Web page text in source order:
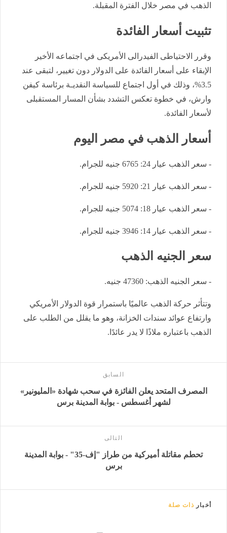
الذهب في مصر خلال الفترة المقبلة.
تثبيت أسعار الفائدة
وقرر الاحتياطى الفيدرالى الأمريكى في اجتماعه الأخير
الإبقاء على أسعار الفائدة على الدولار دون تغيير، لتبقى عند
3.5%، وذلك في أول اجتماع للسياسة النقديـة برئاسة كيفن
وارش، في خطوة تعكس التشدد بشأن المسار المستقبلى
لأسعار الفائدة.
أسعار الذهب في مصر اليوم
- سعر الذهب عيار 24: 6765 جنيه للجرام.
- سعر الذهب عيار 21: 5920 جنيه للجرام.
- سعر الذهب عيار 18: 5074 جنيه للجرام.
- سعر الذهب عيار 14: 3946 جنيه للجرام.
سعر الجنيه الذهب
- سعر الجنيه الذهب: 47360 جنيه.
وتتأثر حركة الذهب عالميًا باستمرار قوة الدولار الأمريكي
وارتفاع عوائد سندات الخزانة، وهو ما يقلل من الطلب على
الذهب باعتباره ملاذًا لا يدر عائدًا.
السابق
المصرف المتحد يعلن الفائزة في سحب شهادة «المليونير»
لشهر أغسطس - بوابة المدينة برس
التالى
تحطم مقاتلة أميركية من طراز "إف-35" - بوابة المدينة
برس
أخبار ذات صلة